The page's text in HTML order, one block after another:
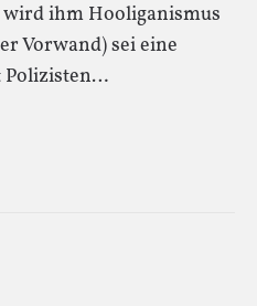
ihm Hooliganismus
Vorwand) sei eine
Polizisten…